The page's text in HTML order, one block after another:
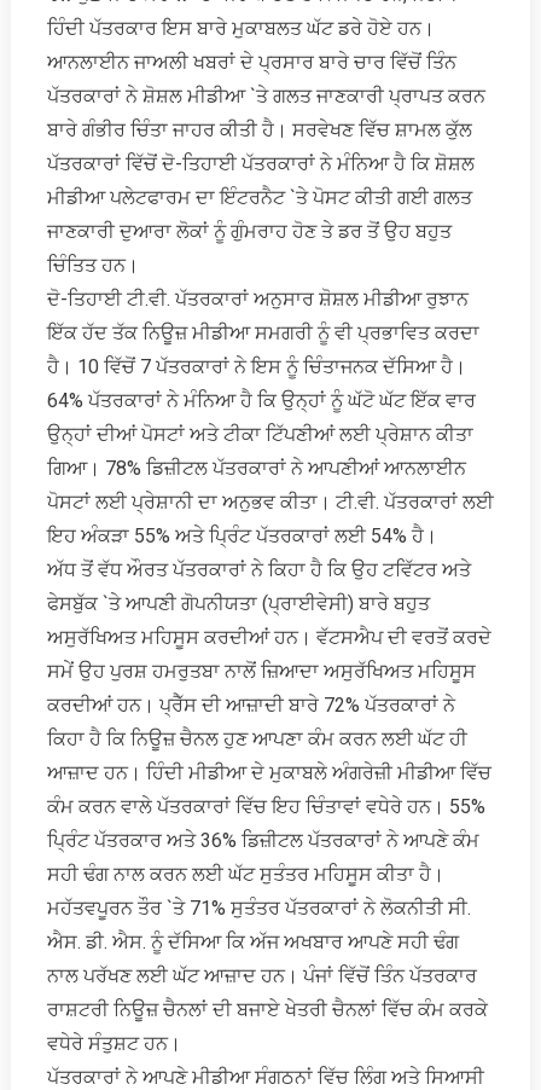
ਹਿੰਦੀ ਪੱਤਰਕਾਰ ਇਸ ਬਾਰੇ ਮੁਕਾਬਲਤ ਘੱਟ ਡਰੇ ਹੋਏ ਹਨ।
ਆਨਲਾਈਨ ਜਾਅਲੀ ਖਬਰਾਂ ਦੇ ਪ੍ਰਸਾਰ ਬਾਰੇ ਚਾਰ ਵਿੱਚੋਂ ਤਿੰਨ
ਪੱਤਰਕਾਰਾਂ ਨੇ ਸ਼ੋਸ਼ਲ ਮੀਡੀਆ `ਤੇ ਗਲਤ ਜਾਣਕਾਰੀ ਪ੍ਰਾਪਤ ਕਰਨ
ਬਾਰੇ ਗੰਭੀਰ ਚਿੰਤਾ ਜਾਹਰ ਕੀਤੀ ਹੈ। ਸਰਵੇਖਣ ਵਿੱਚ ਸ਼ਾਮਲ ਕੁੱਲ
ਪੱਤਰਕਾਰਾਂ ਵਿੱਚੋਂ ਦੋ-ਤਿਹਾਈ ਪੱਤਰਕਾਰਾਂ ਨੇ ਮੰਨਿਆ ਹੈ ਕਿ ਸ਼ੋਸ਼ਲ
ਮੀਡੀਆ ਪਲੇਟਫਾਰਮ ਦਾ ਇੰਟਰਨੈਟ `ਤੇ ਪੋਸਟ ਕੀਤੀ ਗਈ ਗਲਤ
ਜਾਣਕਾਰੀ ਦੁਆਰਾ ਲੋਕਾਂ ਨੂੰ ਗੁੰਮਰਾਹ ਹੋਣ ਤੇ ਡਰ ਤੋਂ ਉਹ ਬਹੁਤ
ਚਿੰਤਿਤ ਹਨ।
ਦੋ-ਤਿਹਾਈ ਟੀ.ਵੀ. ਪੱਤਰਕਾਰਾਂ ਅਨੁਸਾਰ ਸ਼ੋਸ਼ਲ ਮੀਡੀਆ ਰੁਝਾਨ
ਇੱਕ ਹੱਦ ਤੱਕ ਨਿਊਜ਼ ਮੀਡੀਆ ਸਮਗਰੀ ਨੂੰ ਵੀ ਪ੍ਰਭਾਵਿਤ ਕਰਦਾ
ਹੈ। 10 ਵਿੱਚੋਂ 7 ਪੱਤਰਕਾਰਾਂ ਨੇ ਇਸ ਨੂੰ ਚਿੰਤਾਜਨਕ ਦੱਸਿਆ ਹੈ।
64% ਪੱਤਰਕਾਰਾਂ ਨੇ ਮੰਨਿਆ ਹੈ ਕਿ ਉਨ੍ਹਾਂ ਨੂੰ ਘੱਟੋ ਘੱਟ ਇੱਕ ਵਾਰ
ਉਨ੍ਹਾਂ ਦੀਆਂ ਪੋਸਟਾਂ ਅਤੇ ਟੀਕਾ ਟਿੱਪਣੀਆਂ ਲਈ ਪ੍ਰੇਸ਼ਾਨ ਕੀਤਾ
ਗਿਆ। 78% ਡਿਜ਼ੀਟਲ ਪੱਤਰਕਾਰਾਂ ਨੇ ਆਪਣੀਆਂ ਆਨਲਾਈਨ
ਪੋਸਟਾਂ ਲਈ ਪ੍ਰੇਸ਼ਾਨੀ ਦਾ ਅਨੁਭਵ ਕੀਤਾ। ਟੀ.ਵੀ. ਪੱਤਰਕਾਰਾਂ ਲਈ
ਇਹ ਅੰਕੜਾ 55% ਅਤੇ ਪ੍ਰਿੰਟ ਪੱਤਰਕਾਰਾਂ ਲਈ 54% ਹੈ।
ਅੱਧ ਤੋਂ ਵੱਧ ਔਰਤ ਪੱਤਰਕਾਰਾਂ ਨੇ ਕਿਹਾ ਹੈ ਕਿ ਉਹ ਟਵਿੱਟਰ ਅਤੇ
ਫੇਸਬੁੱਕ `ਤੇ ਆਪਣੀ ਗੋਪਨੀਯਤਾ (ਪ੍ਰਾਈਵੇਸੀ) ਬਾਰੇ ਬਹੁਤ
ਅਸੁਰੱਖਿਅਤ ਮਹਿਸੂਸ ਕਰਦੀਆਂ ਹਨ। ਵੱਟਸਐਪ ਦੀ ਵਰਤੋਂ ਕਰਦੇ
ਸਮੇਂ ਉਹ ਪੁਰਸ਼ ਹਮਰੁਤਬਾ ਨਾਲੋਂ ਜ਼ਿਆਦਾ ਅਸੁਰੱਖਿਅਤ ਮਹਿਸੂਸ
ਕਰਦੀਆਂ ਹਨ। ਪ੍ਰੈੱਸ ਦੀ ਆਜ਼ਾਦੀ ਬਾਰੇ 72% ਪੱਤਰਕਾਰਾਂ ਨੇ
ਕਿਹਾ ਹੈ ਕਿ ਨਿਊਜ਼ ਚੈਨਲ ਹੁਣ ਆਪਣਾ ਕੰਮ ਕਰਨ ਲਈ ਘੱਟ ਹੀ
ਆਜ਼ਾਦ ਹਨ। ਹਿੰਦੀ ਮੀਡੀਆ ਦੇ ਮੁਕਾਬਲੇ ਅੰਗਰੇਜ਼ੀ ਮੀਡੀਆ ਵਿੱਚ
ਕੰਮ ਕਰਨ ਵਾਲੇ ਪੱਤਰਕਾਰਾਂ ਵਿੱਚ ਇਹ ਚਿੰਤਾਵਾਂ ਵਧੇਰੇ ਹਨ। 55%
ਪ੍ਰਿੰਟ ਪੱਤਰਕਾਰ ਅਤੇ 36% ਡਿਜ਼ੀਟਲ ਪੱਤਰਕਾਰਾਂ ਨੇ ਆਪਣੇ ਕੰਮ
ਸਹੀ ਢੰਗ ਨਾਲ ਕਰਨ ਲਈ ਘੱਟ ਸੁਤੰਤਰ ਮਹਿਸੂਸ ਕੀਤਾ ਹੈ।
ਮਹੱਤਵਪੂਰਨ ਤੌਰ `ਤੇ 71% ਸੁਤੰਤਰ ਪੱਤਰਕਾਰਾਂ ਨੇ ਲੋਕਨੀਤੀ ਸੀ.
ਐਸ. ਡੀ. ਐਸ. ਨੂੰ ਦੱਸਿਆ ਕਿ ਅੱਜ ਅਖਬਾਰ ਆਪਣੇ ਸਹੀ ਢੰਗ
ਨਾਲ ਪਰੱਖਣ ਲਈ ਘੱਟ ਆਜ਼ਾਦ ਹਨ। ਪੰਜਾਂ ਵਿੱਚੋਂ ਤਿੰਨ ਪੱਤਰਕਾਰ
ਰਾਸ਼ਟਰੀ ਨਿਊਜ਼ ਚੈਨਲਾਂ ਦੀ ਬਜਾਏ ਖੇਤਰੀ ਚੈਨਲਾਂ ਵਿੱਚ ਕੰਮ ਕਰਕੇ
ਵਧੇਰੇ ਸੰਤੁਸ਼ਟ ਹਨ।
ਪੱਤਰਕਾਰਾਂ ਨੇ ਆਪਣੇ ਮੀਡੀਆ ਸੰਗਠਨਾਂ ਵਿੱਚ ਲਿੰਗ ਅਤੇ ਸਿਆਸੀ